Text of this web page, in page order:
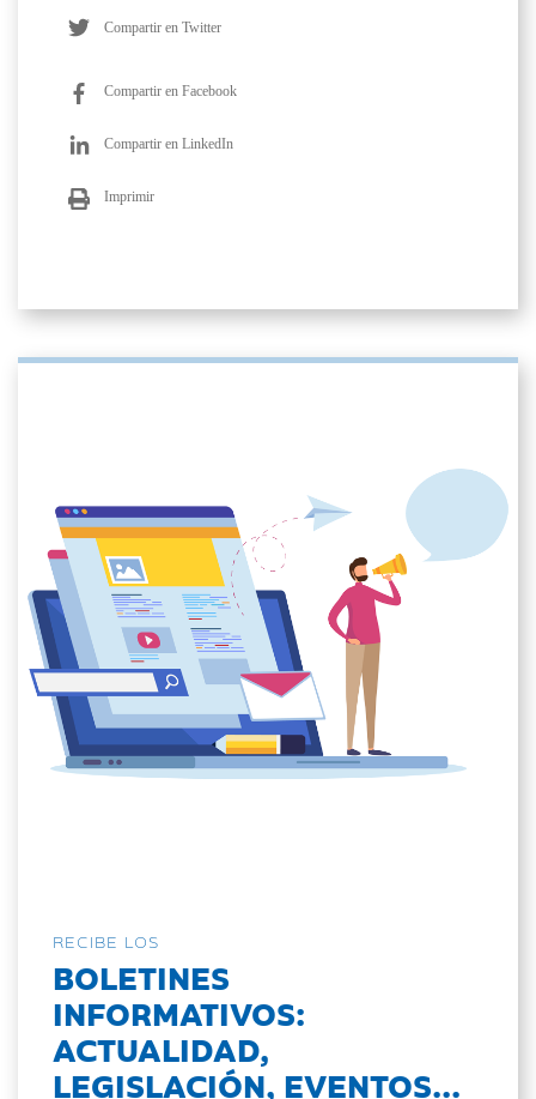
Compartir en Twitter
Compartir en Facebook
Compartir en LinkedIn
Imprimir
RECIBE LOS
BOLETINES
INFORMATIVOS:
ACTUALIDAD,
LEGISLACIÓN, EVENTOS...